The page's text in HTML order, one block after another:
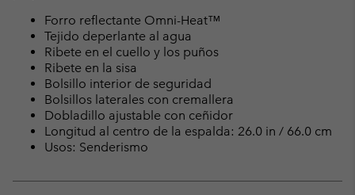
Forro reflectante Omni-Heat™
Tejido deperlante al agua
Ribete en el cuello y los puños
Ribete en la sisa
Bolsillo interior de seguridad
Bolsillos laterales con cremallera
Dobladillo ajustable con ceñidor
Longitud al centro de la espalda: 26.0 in / 66.0 cm
Usos: Senderismo